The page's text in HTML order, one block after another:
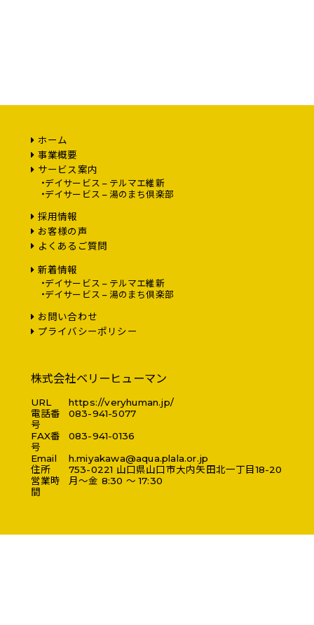
ホーム
事業概要
サービス案内
デイサービス – テルマエ維新
デイサービス – 湯のまち倶楽部
採用情報
お客様の声
よくあるご質問
新着情報
デイサービス – テルマエ維新
デイサービス – 湯のまち倶楽部
お問い合わせ
プライバシーポリシー
株式会社ベリーヒューマン
URL
https://veryhuman.jp/
電話番
号
083-941-5077
FAX番
号
083-941-0136
Email
h.miyakawa@aqua.plala.or.jp
住所
753-0221 山口県山口市大内矢田北一丁目18-20
営業時
間
月～金 8:30 ～ 17:30